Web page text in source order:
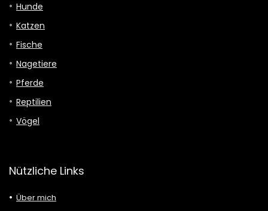
Hunde
Katzen
Fische
Nagetiere
Pferde
Reptilien
Vögel
Nützliche Links
Über mich